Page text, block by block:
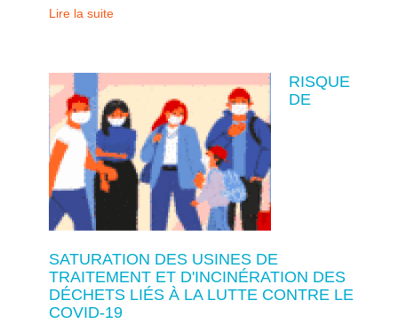
Lire la suite
RISQUE
DE
SATURATION DES USINES DE
TRAITEMENT ET D'INCINÉRATION DES
DÉCHETS LIÉS À LA LUTTE CONTRE LE
COVID-19